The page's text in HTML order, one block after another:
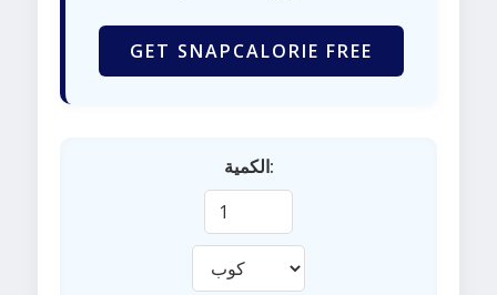
GET SNAPCALORIE FREE
الكمية: